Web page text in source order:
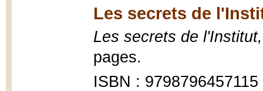
Les secrets de
Les secrets de
pages.
ISBN : 9798796457115